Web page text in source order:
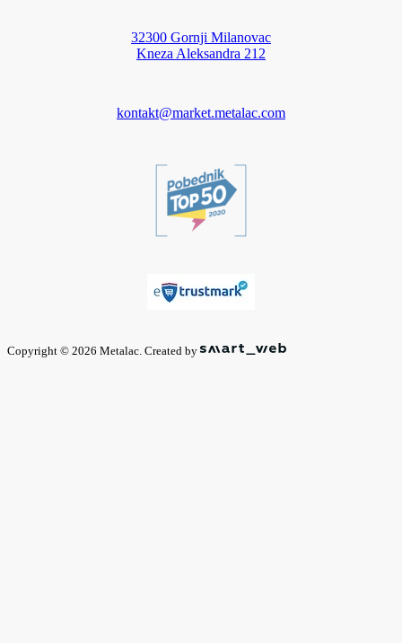
32300 Gornji Milanovac
Kneza Aleksandra 212
kontakt@market.metalac.com
Copyright © 2026 Metalac. Created by